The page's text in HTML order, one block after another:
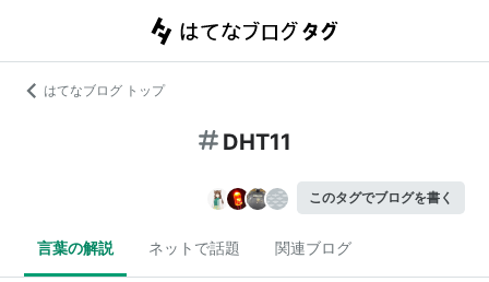
はてなブログ トップ
DHT11
このタグでブログを書く
言葉の解説 ネットで話題 関連ブログ